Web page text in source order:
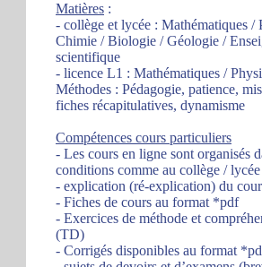
Matières :
- collège et lycée : Mathématiques /
Chimie / Biologie / Géologie /
scientifique
- licence L1 : Mathématiques /
Méthodes : Pédagogie, patience,
fiches récapitulatives, dynamisme
Compétences cours particuliers
- Les cours en ligne sont organisés
conditions comme au collège /
- explication (ré-explication) du
- Fiches de cours au format *pdf
- Exercices de méthode et
(TD)
- Corrigés disponibles au format